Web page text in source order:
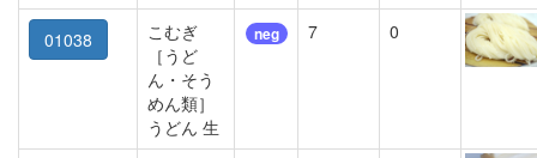
01038
こむぎ
［うど
ん・そう
めん類］
うどん 生
neg 7 0